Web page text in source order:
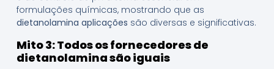
formulações químicas, mostrando que as
dietanolamina aplicações são diversas e significativas.
Mito 3: Todos os fornecedores de
dietanolamina são iguais